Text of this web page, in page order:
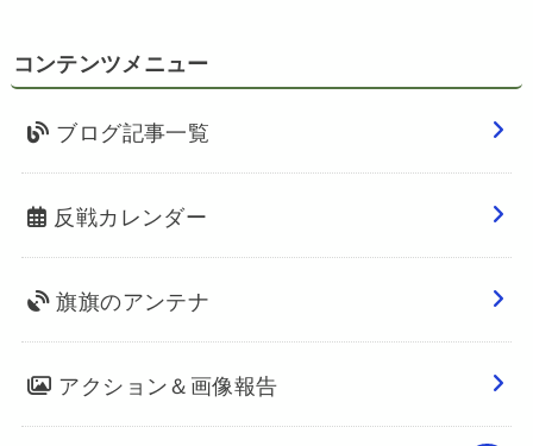
コンテンツメニュー
ブログ記事一覧
反戦カレンダー
旗旗のアンテナ
アクション＆画像報告